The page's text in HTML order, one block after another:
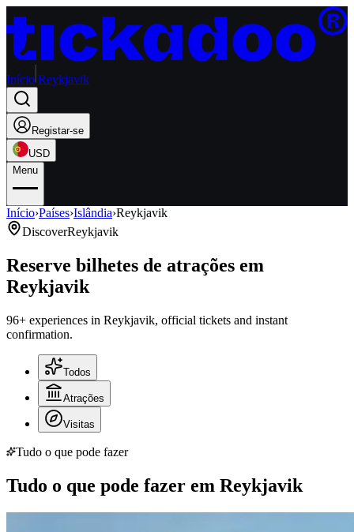
Início Reykjavik
Registar-se
USD
Menu
Início›Países›Islândia›Reykjavik
DiscoverReykjavik
Reserve bilhetes de atrações em
Reykjavik
96+ experiences in Reykjavik, official tickets and instant
confirmation.
Todos
Atrações
Visitas
Tudo o que pode fazer
Tudo o que pode fazer em Reykjavik